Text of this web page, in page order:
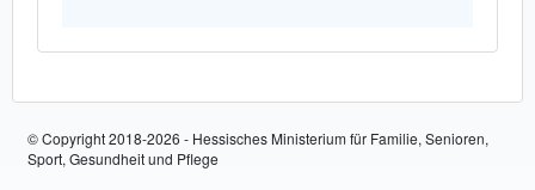
© Copyright 2018-2026 - Hessisches Ministerium für Familie, Senioren,
Sport, Gesundheit und Pflege